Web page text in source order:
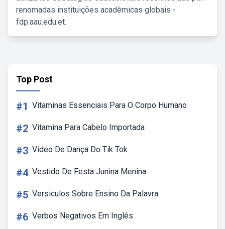
renomadas instituições acadêmicas globais -
fdp.aau.edu.et.
Top Post
#1 Vitaminas Essenciais Para O Corpo Humano
#2 Vitamina Para Cabelo Importada
#3 Vídeo De Dança Do Tik Tok
#4 Vestido De Festa Junina Menina
#5 Versiculos Sobre Ensino Da Palavra
#6 Verbos Negativos Em Inglês